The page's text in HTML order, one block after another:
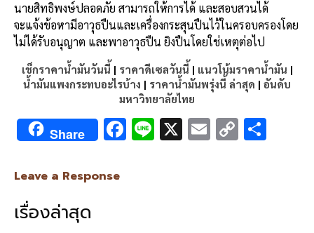
นายสิทธิพงษ์ปลอดภัย สามารถให้การได้ และสอบสวนได้
จะแจ้งข้อหามีอาวุธปืนและเครื่องกระสุนปืนไว้ในครอบครองโดย
ไม่ได้รับอนุญาต และพาอาวุธปืน ยิงปืนโดยใช่เหตุต่อไป
เช็กราคาน้ำมันวันนี้ | ราคาดีเซลวันนี้ | แนวโน้มราคาน้ำมัน |
น้ำมันแพงกระทบอะไรบ้าง | ราคาน้ำมันพรุ่งนี้ ล่าสุด | อันดับ
มหาวิทยาลัยไทย
Share F Li X E C
Leave a Response
เรื่องล่าสุด